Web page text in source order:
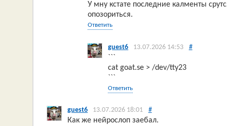
У мну кстате последние калменты
опозориться.
Ответить
guest6 13.07.2026 14:53 #
```
cat goat.se > /dev/tty23
```
Ответить
guest6 13.07.2026 18:01 #
Как же нейрослоп заебал.